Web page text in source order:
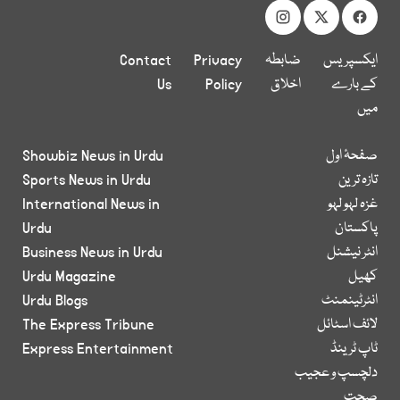
ایکسپریس
کے بارے
میں
ضابطہ
اخلاق
Privacy
Policy
Contact
Us
صفحۂ اول
تازہ ترین
غزہ لہو لہو
پاکستان
انٹر نیشنل
کھیل
انٹرٹینمنٹ
لائف اسٹائل
ٹاپ ٹرینڈ
دلچسپ و عجیب
Showbiz News in Urdu
Sports News in Urdu
International News in
Urdu
Business News in Urdu
Urdu Magazine
Urdu Blogs
The Express Tribune
Express Entertainment